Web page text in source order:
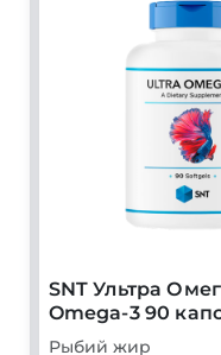
SNT Ультра
Omega-3 90
Рыбий жир